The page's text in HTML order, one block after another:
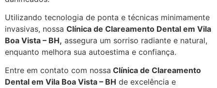
Utilizando tecnologia de ponta e técnicas minimamente
invasivas, nossa Clínica de Clareamento Dental em Vila
Boa Vista – BH, assegura um sorriso radiante e natural,
enquanto melhora sua autoestima e confiança.
Entre em contato com nossa Clínica de Clareamento
Dental em Vila Boa Vista – BH de excelência e